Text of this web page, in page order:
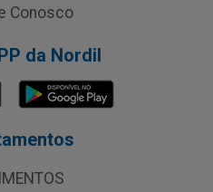
Conosco
da Nordil